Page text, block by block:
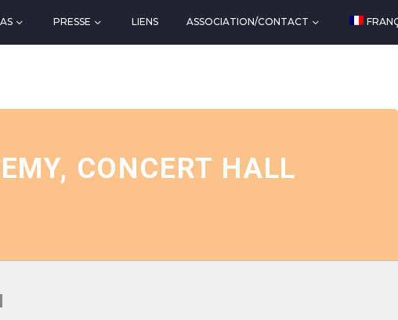
PRESSE LIENS ASSOCIATION/CONTACT
CONCERT HALL